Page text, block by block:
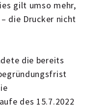
gilt umso mehr,
die Drucker nicht
die bereits
des 15.7.2022